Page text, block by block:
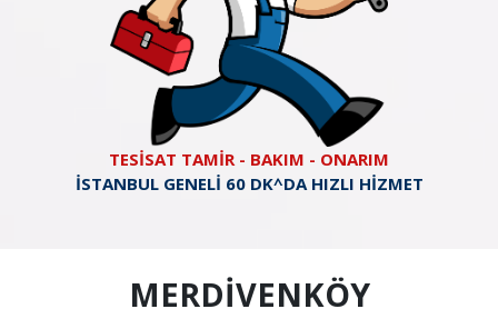
TESİSAT TAMİR - BAKIM - ONARIM
İSTANBUL GENELİ 60 DK^DA HIZLI HİZMET
MERDİVENKÖY